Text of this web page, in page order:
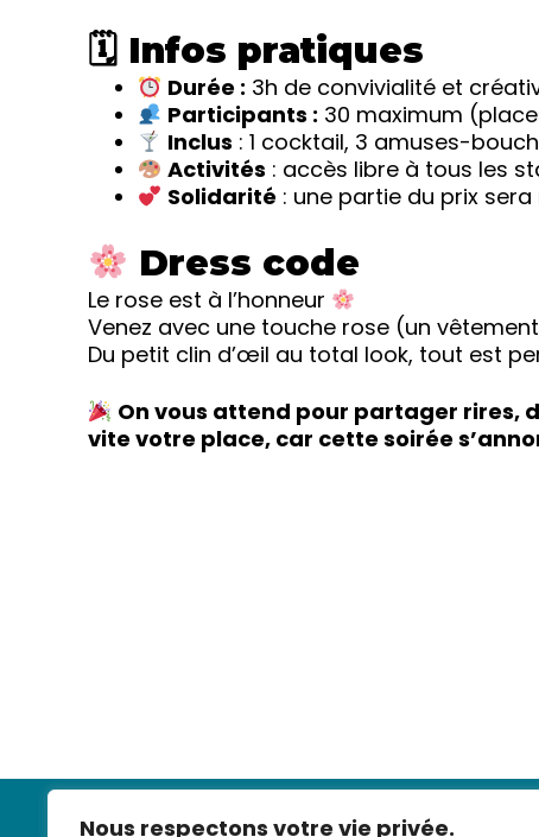
Nous respectons votre vie privée.
🗓 Infos pratiques
Durée : 3h de convivialité et
Participants : 30 maximum
Inclus : 1 cocktail, 3 amuses-
Activités : accès libre à tous les
Solidarité : une partie du prix sera
Dress code
Le rose est à l’honneur
Venez avec une touche rose (un
Du petit clin d’œil au total look, tout est
On vous attend pour partager rires,
vite votre place, car cette soirée